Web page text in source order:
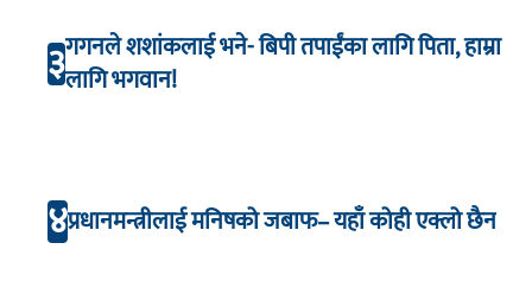
३गगनले शशांकलाई भने- बिपी तपाईंका लागि पिता, हाम्रा
लागि भगवान!
४प्रधानमन्त्रीलाई मनिषको जबाफ– यहाँ कोही एक्लो छैन